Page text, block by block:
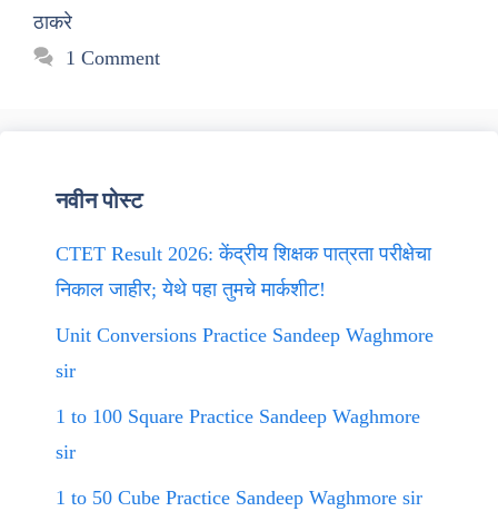
ठाकरे
1 Comment
नवीन पोस्ट
CTET Result 2026: केंद्रीय शिक्षक पात्रता परीक्षेचा
निकाल जाहीर; येथे पहा तुमचे मार्कशीट!
Unit Conversions Practice Sandeep Waghmore
sir
1 to 100 Square Practice Sandeep Waghmore
sir
1 to 50 Cube Practice Sandeep Waghmore sir